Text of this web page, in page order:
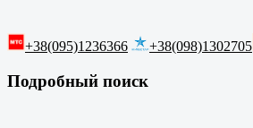
+38(095)1236366 +38(098)1302705
Подробный поиск